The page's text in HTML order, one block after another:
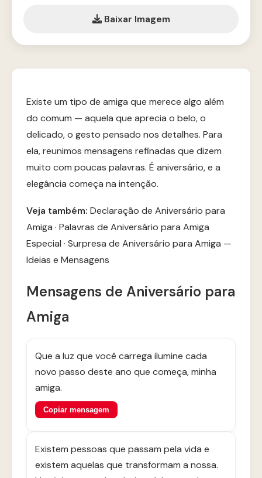
Baixar Imagem
Existe um tipo de amiga que merece algo além
do comum — aquela que aprecia o belo, o
delicado, o gesto pensado nos detalhes. Para
ela, reunimos mensagens refinadas que dizem
muito com poucas palavras. É aniversário, e a
elegância começa na intenção.
Veja também: Declaração de Aniversário para
Amiga · Palavras de Aniversário para Amiga
Especial · Surpresa de Aniversário para Amiga —
Ideias e Mensagens
Mensagens de Aniversário para
Amiga
Que a luz que você carrega ilumine cada
novo passo deste ano que começa, minha
amiga.
Copiar mensagem
Existem pessoas que passam pela vida e
existem aquelas que transformam a nossa.